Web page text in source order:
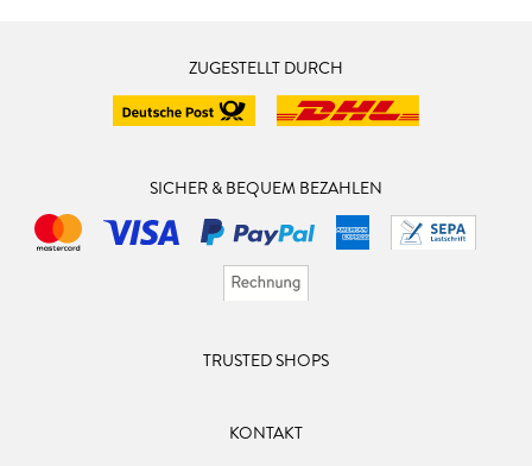
ZUGESTELLT DURCH
SICHER & BEQUEM BEZAHLEN
TRUSTED SHOPS
KONTAKT